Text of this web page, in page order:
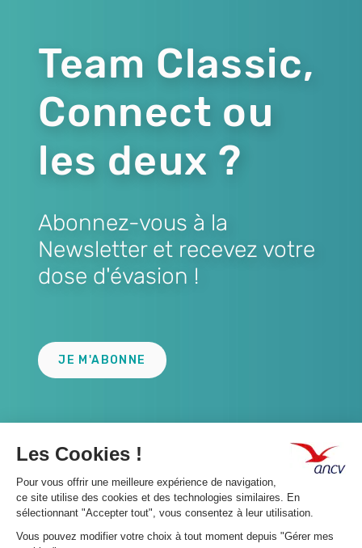
Team Classic,
Connect ou
les deux ?
Abonnez-vous à la
Newsletter et recevez votre
dose d'évasion !
JE M'ABONNE